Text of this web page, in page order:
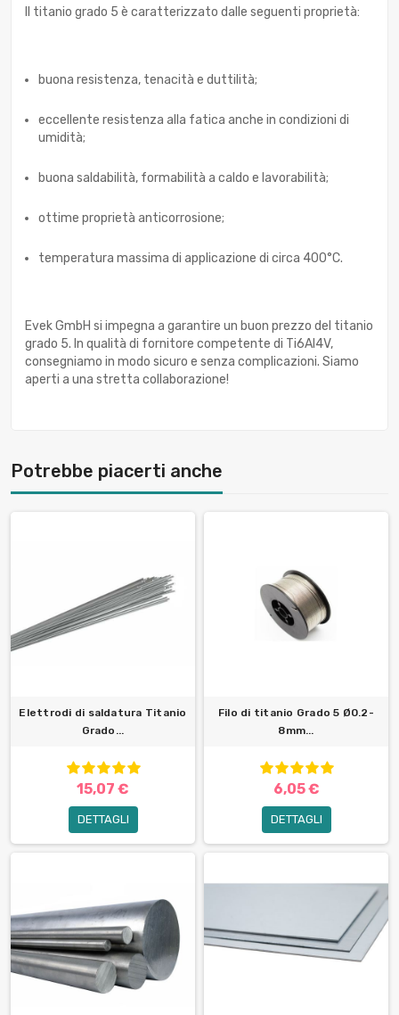
Il titanio grado 5 è caratterizzato dalle seguenti proprietà:
buona resistenza, tenacità e duttilità;
eccellente resistenza alla fatica anche in condizioni di
umidità;
buona saldabilità, formabilità a caldo e lavorabilità;
ottime proprietà anticorrosione;
temperatura massima di applicazione di circa 400°C.
Evek GmbH si impegna a garantire un buon prezzo del titanio
grado 5. In qualità di fornitore competente di Ti6Al4V,
consegniamo in modo sicuro e senza complicazioni. Siamo
aperti a una stretta collaborazione!
Potrebbe piacerti anche
Elettrodi di saldatura Titanio
Grado...
15,07 €
DETTAGLI
Filo di titanio Grado 5 Ø0.2-
8mm...
6,05 €
DETTAGLI